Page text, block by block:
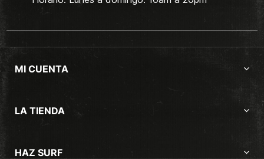
MI CUENTA
LA TIENDA
HAZ SURF